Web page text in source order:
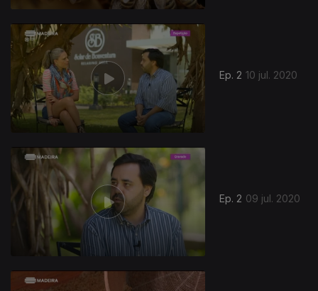
Ep. 2 10 jul. 2020
Ep. 2 09 jul. 2020
481551